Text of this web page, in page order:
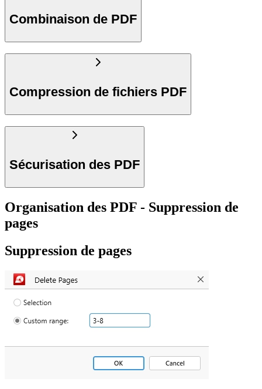
Combinaison de PDF
Compression de fichiers PDF
Sécurisation des PDF
Organisation des PDF - Suppression de
pages
Suppression de pages